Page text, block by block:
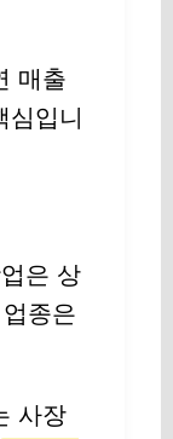
매출
입니
은 상
종은
사장